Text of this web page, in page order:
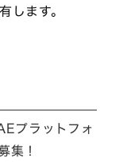
ます。
プラットフォ
集！